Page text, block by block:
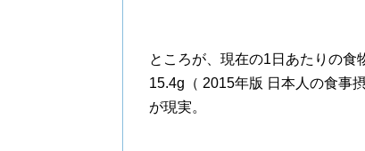
ところが、現在の1日あたりの食
15.4g（ 2015年版 日本人の食事
が現実。